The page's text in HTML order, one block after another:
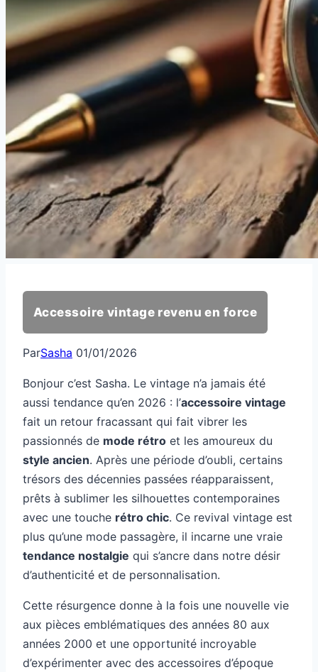
Accessoire vintage revenu en force
ParSasha 01/01/2026
Bonjour c’est Sasha. Le vintage n’a jamais été
aussi tendance qu’en 2026 : l’accessoire vintage
fait un retour fracassant qui fait vibrer les
passionnés de mode rétro et les amoureux du
style ancien. Après une période d’oubli, certains
trésors des décennies passées réapparaissent,
prêts à sublimer les silhouettes contemporaines
avec une touche rétro chic. Ce revival vintage est
plus qu’une mode passagère, il incarne une vraie
tendance nostalgie qui s’ancre dans notre désir
d’authenticité et de personnalisation.
Cette résurgence donne à la fois une nouvelle vie
aux pièces emblématiques des années 80 aux
années 2000 et une opportunité incroyable
d’expérimenter avec des accessoires d’époque